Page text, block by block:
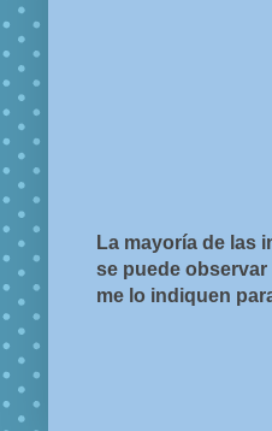
La mayoría de las
se puede
me lo indiquen